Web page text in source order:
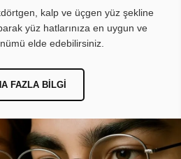
kalp ve üçgen yüz şekline
yüz hatlarınıza en uygun ve
elde edebilirsiniz.
FAZLA BILGI